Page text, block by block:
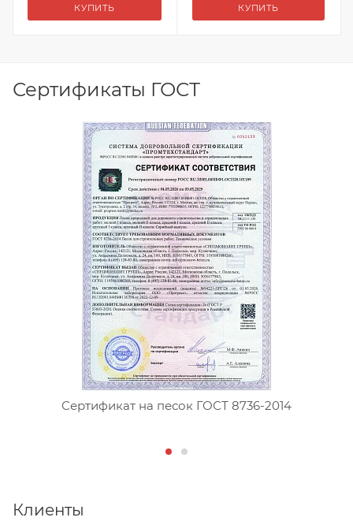
КУПИТЬ КУПИТЬ
Сертификаты ГОСТ
Сертификат на песок ГОСТ 8736-2014
Клиенты